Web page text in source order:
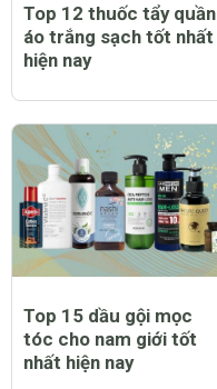
Top 12 thuốc tẩy quần
áo trắng sạch tốt nhất
hiện nay
Top 15 dầu gội mọc
tóc cho nam giới tốt
nhất hiện nay